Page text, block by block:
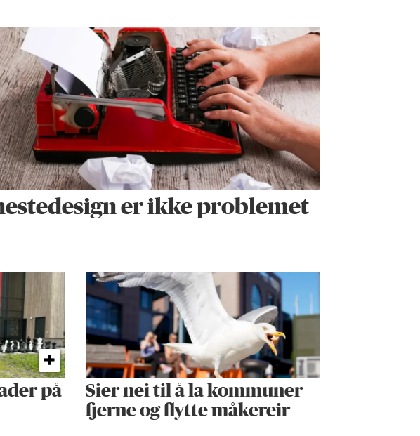
er ikke problemet
på
Sier nei til å la kommuner
fjerne og flytte måkereir